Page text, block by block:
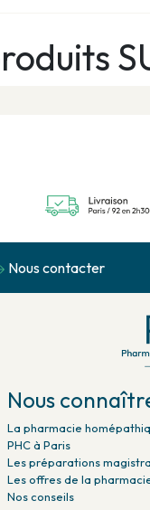
Nous contacter
Nous
La pharmacie
PHC à Paris
Les préparations
Les offres de la
Nos conseils